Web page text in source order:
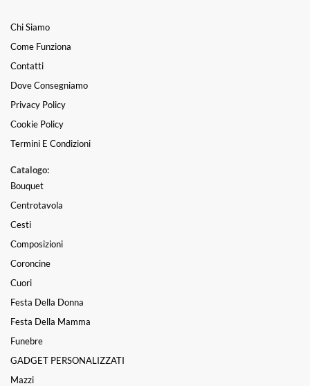
Chi Siamo
Come Funziona
Contatti
Dove Consegniamo
Privacy Policy
Cookie Policy
Termini E Condizioni
Catalogo:
Bouquet
Centrotavola
Cesti
Composizioni
Coroncine
Cuori
Festa Della Donna
Festa Della Mamma
Funebre
GADGET PERSONALIZZATI
Mazzi